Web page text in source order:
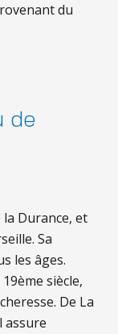
du
de
Durance, et
Sa
les âges.
siècle,
De La
assure